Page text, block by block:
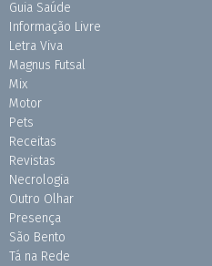
Guia Saúde
Informação Livre
Letra Viva
Magnus Futsal
Mix
Motor
Pets
Receitas
Revistas
Necrologia
Outro Olhar
Presença
São Bento
Tá na Rede